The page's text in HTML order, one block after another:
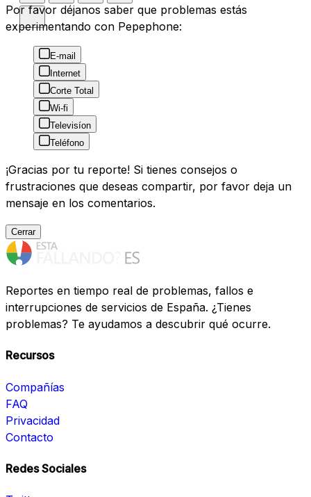
Por favor déjanos saber que problemas estás
experimentando con Pepephone:
E-mail
Internet
Corte Total
Wi-fi
Televisíon
Teléfono
¡Gracias por tu reporte! Si tienes consejos o
frustraciones que deseas compartir, por favor deja un
mensaje en los comentarios.
Cerrar
Reportes en tiempo real de problemas, fallos e
interrupciones de servicios de España. ¿Tienes
problemas? Te ayudamos a descubrir qué ocurre.
Recursos
Compañías
FAQ
Privacidad
Contacto
Redes Sociales